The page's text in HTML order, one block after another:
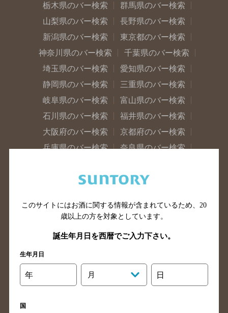
栃木県のバー検索
群馬県のバー検索
山梨県のバー検索
長野県のバー検索
新潟県のバー検索
東京都のバー検索
神奈川県のバー検索
千葉県のバー検索
埼玉県のバー検索
愛知県のバー検索
静岡県のバー検索
三重県のバー検索
岐阜県のバー検索
富山県のバー検索
石川県のバー検索
福井県のバー検索
大阪府のバー検索
京都府のバー検索
兵庫県のバー検索
奈良県のバー検索
広島県のバー検索
岡山県のバー検索
島根県のバー検索
徳島県のバー検索
高知県のバー検索
福岡県のバー検索
長崎県のバー検索
大分県のバー検索
熊本県のバー検索
このサイトにはお酒に関する情報が含まれているため、 20
歳以上の方を対象としています。
誕生年月日を西暦でご入力下さい。
生年月日
年 月 日
国